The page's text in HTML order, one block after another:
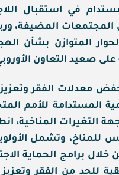
في استقبال
المجتمعات المضيفة،
المتوازن بشأن
صعيد التعاون
معدلات الفقر وتعزيز
الأفريقي 2063 وأهداف التنمية
التغيرات المناخية،
للمناخ، وتشمل
برامج الحماية
للحد من الفقر